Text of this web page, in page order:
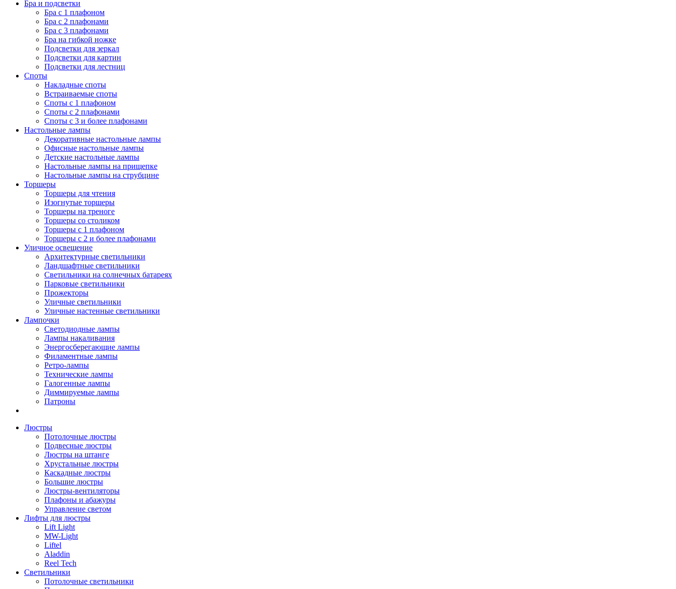
Бра и подсветки
Бра с 1 плафоном
Бра с 2 плафонами
Бра с 3 плафонами
Бра на гибкой ножке
Подсветки для зеркал
Подсветки для картин
Подсветки для лестниц
Споты
Накладные споты
Встраиваемые споты
Споты с 1 плафоном
Споты с 2 плафонами
Споты с 3 и более плафонами
Настольные лампы
Декоративные настольные лампы
Офисные настольные лампы
Детские настольные лампы
Настольные лампы на прищепке
Настольные лампы на струбцине
Торшеры
Торшеры для чтения
Изогнутые торшеры
Торшеры на треноге
Торшеры со столиком
Торшеры с 1 плафоном
Торшеры с 2 и более плафонами
Уличное освещение
Архитектурные светильники
Ландшафтные светильники
Светильники на солнечных батареях
Парковые светильники
Прожекторы
Уличные светильники
Уличные настенные светильники
Лампочки
Светодиодные лампы
Лампы накаливания
Энергосберегающие лампы
Филаментные лампы
Ретро-лампы
Технические лампы
Галогенные лампы
Диммируемые лампы
Патроны
Люстры
Потолочные люстры
Подвесные люстры
Люстры на штанге
Хрустальные люстры
Каскадные люстры
Большие люстры
Люстры-вентиляторы
Плафоны и абажуры
Управление светом
Лифты для люстры
Lift Light
MW-Light
Liftel
Aladdin
Reel Tech
Светильники
Потолочные светильники